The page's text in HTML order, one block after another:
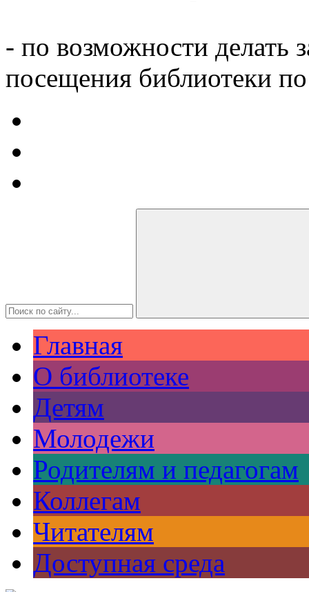
- по возможности делать
посещения библиотеки
Главная
О библиотеке
Детям
Молодежи
Родителям и педагогам
Коллегам
Читателям
Доступная среда